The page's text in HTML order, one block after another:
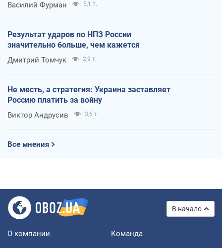
Василий Фурман 5,1 т.
Результат ударов по НПЗ России
значительно больше, чем кажется
Дмитрий Томчук 2,9 т.
Не месть, а стратегия: Украина заставляет
Россию платить за войну
Виктор Андрусив 3,6 т.
Все мнения
В начало
О компании Команда